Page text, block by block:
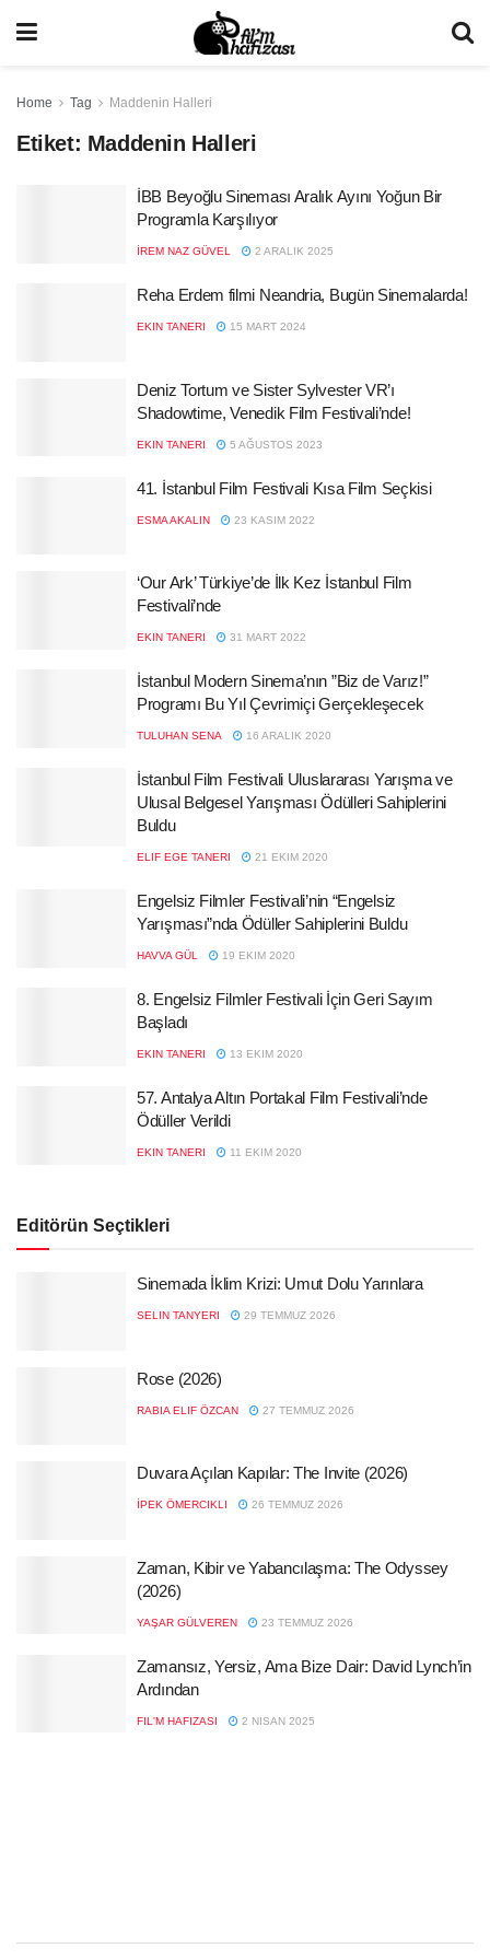
Home Tag Maddenin Halleri
Etiket: Maddenin Halleri
İBB Beyoğlu Sineması Aralık Ayını Yoğun Bir
Programla Karşılıyor
İREM NAZ GÜVEL 2 ARALIK 2025
Reha Erdem filmi Neandria, Bugün Sinemalarda!
EKIN TANERI 15 MART 2024
Deniz Tortum ve Sister Sylvester VR’ı
Shadowtime, Venedik Film Festivali’nde!
EKIN TANERI 5 AĞUSTOS 2023
41. İstanbul Film Festivali Kısa Film Seçkisi
ESMA AKALIN 23 KASIM 2022
‘Our Ark’ Türkiye’de İlk Kez İstanbul Film
Festivali’nde
EKIN TANERI 31 MART 2022
İstanbul Modern Sinema’nın ”Biz de Varız!”
Programı Bu Yıl Çevrimiçi Gerçekleşecek
TULUHAN SENA 16 ARALIK 2020
İstanbul Film Festivali Uluslararası Yarışma ve
Ulusal Belgesel Yarışması Ödülleri Sahiplerini
Buldu
ELIF EGE TANERI 21 EKIM 2020
Engelsiz Filmler Festivali’nin “Engelsiz
Yarışması”nda Ödüller Sahiplerini Buldu
HAVVA GÜL 19 EKIM 2020
8. Engelsiz Filmler Festivali İçin Geri Sayım
Başladı
EKIN TANERI 13 EKIM 2020
57. Antalya Altın Portakal Film Festivali’nde
Ödüller Verildi
EKIN TANERI 11 EKIM 2020
Editörün Seçtikleri
Sinemada İklim Krizi: Umut Dolu Yarınlara
SELIN TANYERI 29 TEMMUZ 2026
Rose (2026)
RABIA ELIF ÖZCAN 27 TEMMUZ 2026
Duvara Açılan Kapılar: The Invite (2026)
İPEK ÖMERCIKLI 26 TEMMUZ 2026
Zaman, Kibir ve Yabancılaşma: The Odyssey
(2026)
YAŞAR GÜLVEREN 23 TEMMUZ 2026
Zamansız, Yersiz, Ama Bize Dair: David Lynch’in
Ardından
FIL'M HAFIZASI 2 NISAN 2025